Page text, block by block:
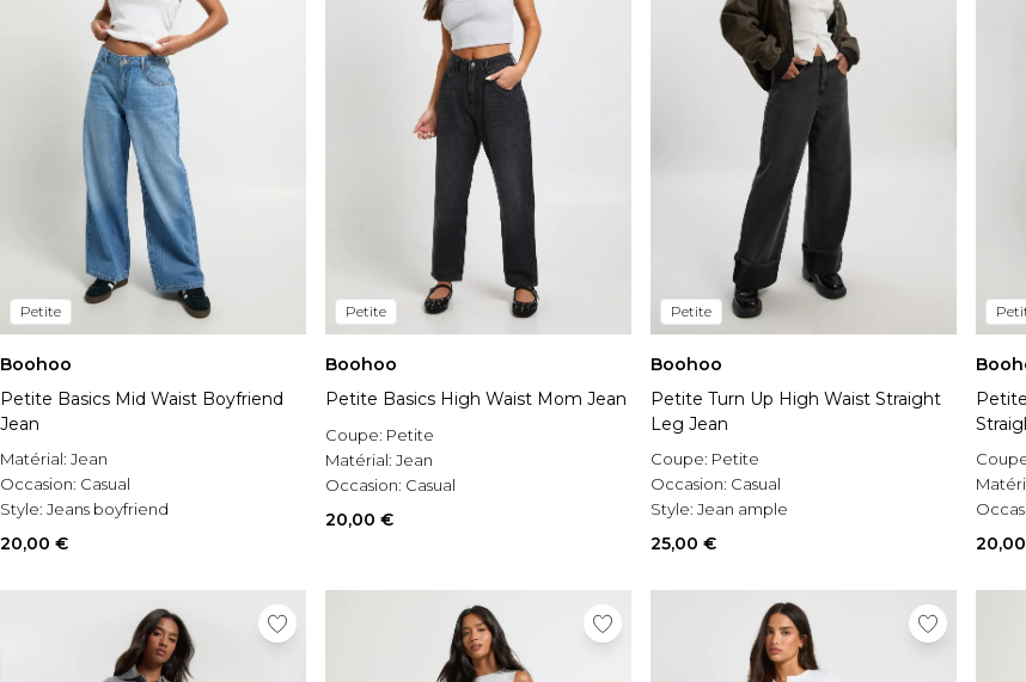
Petite
Boohoo
Petite Basics Mid Waist Boyfriend
Jean
Matérial: Jean
Occasion: Casual
Style: Jeans boyfriend
20,00 €
Petite
Boohoo
Petite Basics High Waist Mom Jean
Coupe: Petite
Matérial: Jean
Occasion: Casual
20,00 €
Petite
Boohoo
Petite Turn Up High Waist Straight
Leg Jean
Coupe: Petite
Occasion: Casual
Style: Jean ample
25,00 €